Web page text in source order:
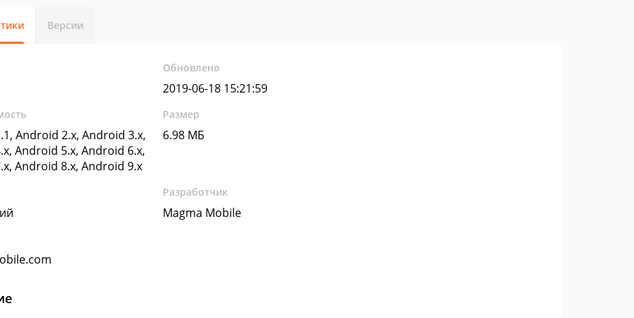
Версии
Обновлено
2019-06-18 15:21:59
Android 2.x, Android 3.x,
Android 5.x, Android 6.x,
Android 8.x, Android 9.x
Размер
6.98 МБ
Разработчик
Magma Mobile